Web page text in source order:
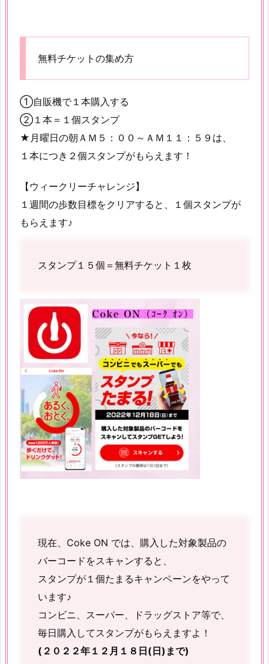
無料チケットの集め方
①自販機で１本購入する
②１本＝１個スタンプ
★月曜日の朝ＡＭ５：００～ＡＭ１１：５９は、
１本につき２個スタンプがもらえます！
【ウィークリーチャレンジ】
１週間の歩数目標をクリアすると、１個スタンプが
もらえます♪
スタンプ１５個＝無料チケット１枚
現在、Coke ON では、購入した対象製品の
バーコードをスキャンすると、
スタンプが１個たまるキャンペーンをやって
います♪
コンビニ、スーパー、ドラッグストア等で、
毎日購入してスタンプがもらえますよ！
(２０２２年１２月１８日(日)まで)